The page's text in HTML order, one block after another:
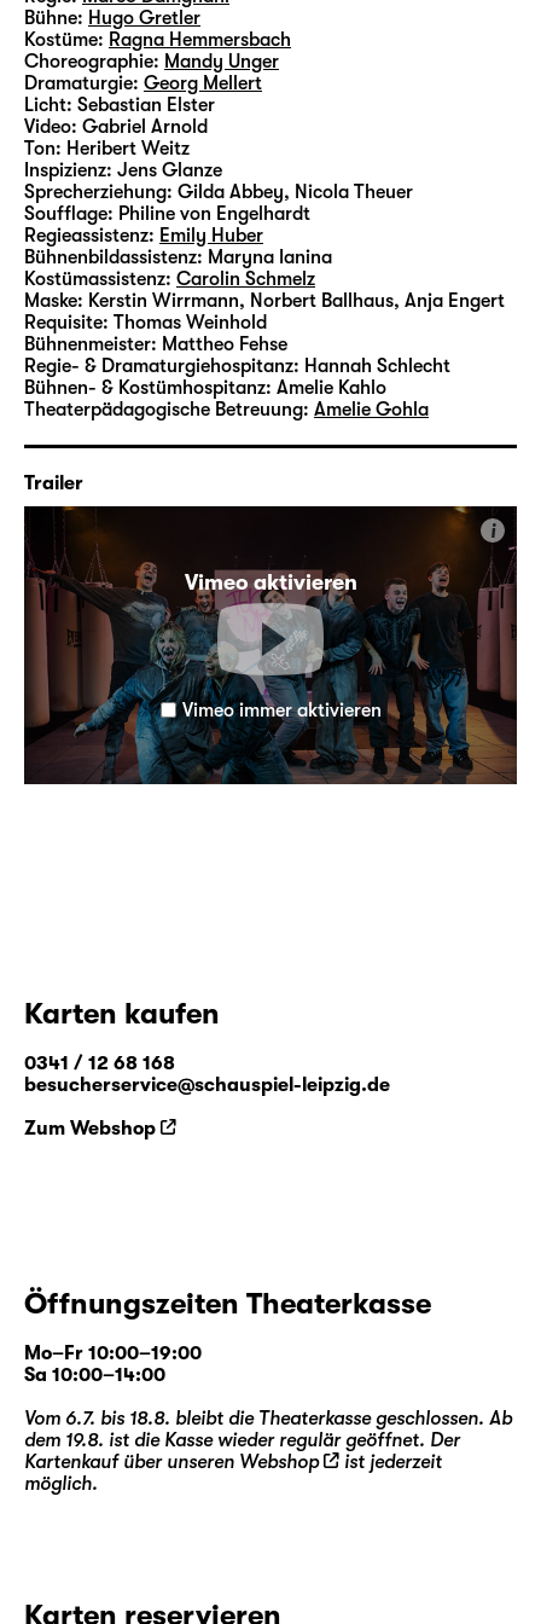
Fragen des Politischen, den Themen
(post)migrantischer Gesellschaft sowie der
Verbindung von Persönlichem und
Systemischem. Das gemeinsam mit Eidin
Jalali erarbeitete Monologstück „
des jungen Azzlack
deutschen Theaterpreis DER FAUST in der
Kategorie „Darsteller:in Theater für junges
Publikum“. „Anouk & Adofa“ wurde 2023 zu
den Autor:innentheatertagen am DT Berlin
eingeladen und ist weiter im Programm der
Diskothek zu sehen.
Zusatzhinweise auf sensible Inhalte zu
„Nullerjahre“ finden Siehier.
Bühne: Hugo Gretler
Kostüme: Ragna Hemmersbach
Choreographie: Mandy Unger
Dramaturgie: Georg Mellert
Licht: Sebastian Elster
Video: Gabriel Arnold
Ton: Heribert Weitz
Inspizienz: Jens Glanze
Sprecherziehung: Gilda Abbey, Nicola Theuer
Soufflage: Philine von Engelhardt
Regieassistenz: Emily Huber
Bühnenbildassistenz: Maryna Ianina
Kostümassistenz: Carolin Schmelz
Maske: Kerstin Wirrmann, Norbert Ballhaus, Anja Engert
Requisite: Thomas Weinhold
Bühnenmeister: Mattheo Fehse
Regie- & Dramaturgiehospitanz: Hannah Schlecht
Bühnen- & Kostümhospitanz: Amelie Kahlo
Theaterpädagogische Betreuung: Amelie Gohla
Trailer
Vimeo aktivieren
i
Vimeo immer aktivieren
Karten kaufen
0341 / 12 68 168
besucherservice@schauspiel-leipzig.de
Zum Webshop
Öffnungszeiten Theaterkasse
Mo–Fr 10:00–19:00
Sa 10:00–14:00
Vom 6.7. bis 18.8. bleibt die Theaterkasse geschlossen. Ab
dem 19.8. ist die Kasse wieder regulär geöffnet. Der
Kartenkauf über unseren Webshop
ist jederzeit
möglich.
Karten reservieren